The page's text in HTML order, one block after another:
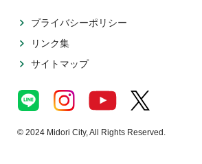
プライバシーポリシー
リンク集
サイトマップ
© 2024 Midori City, All Rights Reserved.